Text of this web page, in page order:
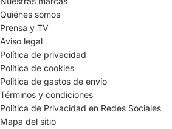
Quiénes somos
Prensa y TV
Aviso legal
Política de privacidad
Política de cookies
Política de gastos de envío
Términos y condiciones
Política de Privacidad en Redes Sociales
Mapa del sitio